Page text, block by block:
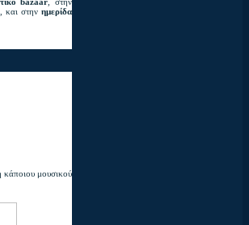
και στηνημερίδα
κάποιου μουσικού